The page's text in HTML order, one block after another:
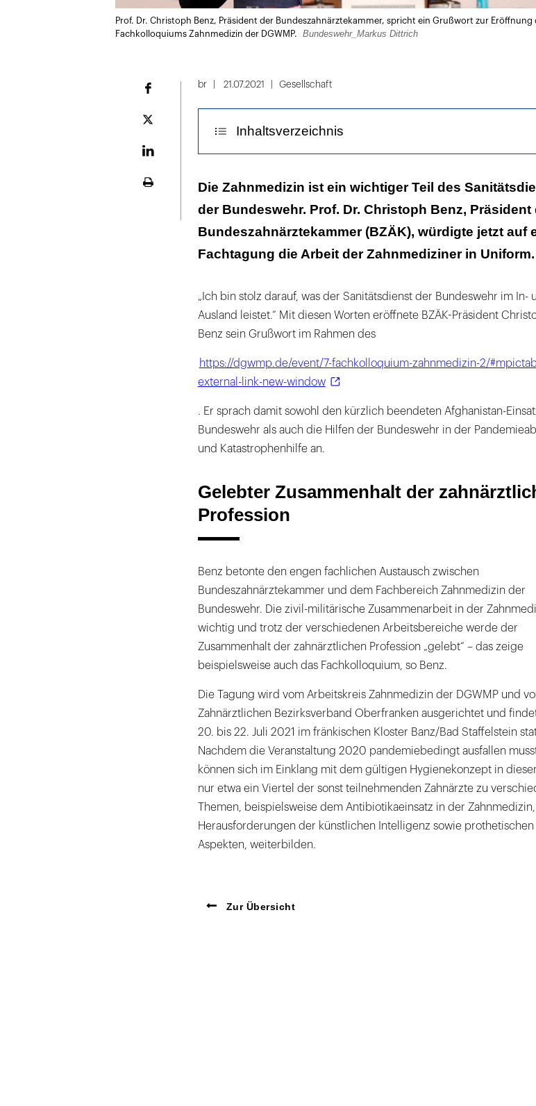
Prof. Dr. Christoph Benz, Präsident der Bundeszahnärztekammer, spricht ein Grußwort zur Eröffnung
Fachkolloquiums Zahnmedizin der DGWMP.
Bundeswehr_Markus Dittrich
Plattform
br 21.07.2021 Gesellschaft
Inhaltsverzeichnis
Gelebter Zusammenhalt der zahnärztlichen Profession
Die Zahnmedizin ist ein wichtiger Teil des
der Bundeswehr. Prof. Dr. Christoph Benz, Präsident
Bundeszahnärztekammer (BZÄK), würdigte jetzt auf
Fachtagung die Arbeit der Zahnmediziner in Uniform.
„Ich bin stolz darauf, was der Sanitätsdienst der Bundeswehr im In-
Ausland leistet.“ Mit diesen Worten eröffnete BZÄK-Präsident
Benz sein Grußwort im Rahmen des
https://dgwmp.de/event/7-fachkolloquium-zahnmedizin-2/
external-link-new-window
. Er sprach damit sowohl den kürzlich beendeten Afghanistan-
Bundeswehr als auch die Hilfen der Bundeswehr in der
und Katastrophenhilfe an.
Gelebter Zusammenhalt der
Profession
Benz betonte den engen fachlichen Austausch zwischen
Bundeszahnärztekammer und dem Fachbereich Zahnmedizin der
Bundeswehr. Die zivil-militärische Zusammenarbeit in der
wichtig und trotz der verschiedenen Arbeitsbereiche werde der
Zusammenhalt der zahnärztlichen Profession „gelebt“ – das zeige
beispielsweise auch das Fachkolloquium, so Benz.
Die Tagung wird vom Arbeitskreis Zahnmedizin der DGWMP und
Zahnärztlichen Bezirksverband Oberfranken ausgerichtet und
20. bis 22. Juli 2021 im fränkischen Kloster Banz/Bad Staffelstein
Nachdem die Veranstaltung 2020 pandemiebedingt ausfallen
können sich im Einklang mit dem gültigen Hygienekonzept in
nur etwa ein Viertel der sonst teilnehmenden Zahnärzte zu
Themen, beispielsweise dem Antibiotikaeinsatz in der
Herausforderungen der künstlichen Intelligenz sowie prothetischen
Aspekten, weiterbilden.
Zur Übersicht